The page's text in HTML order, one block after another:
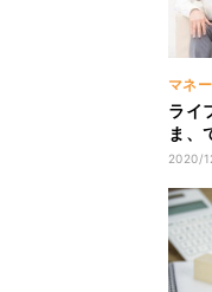
マネー
ライ
ま、
値か
2020/